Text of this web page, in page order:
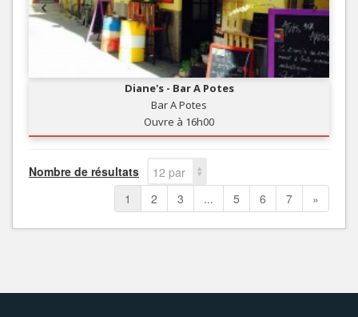
Diane's - Bar A Potes
Bar A Potes
Ouvre à 16h00
Nombre de résultats
12 par
page
1 2 3 ... 5 6 7 »